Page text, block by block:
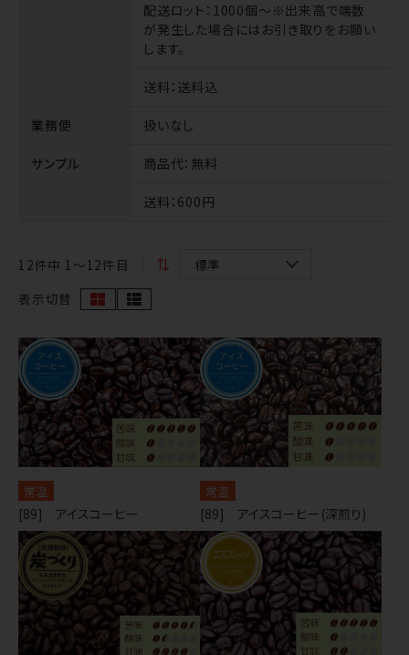
配送ロット ：1000個～※出来高で端数
が発生した場合にはお引き取りをお願い
します。
送料：送料込
業務便 扱いなし
サンプル 商品代：無料
送料：600円
12件中 1〜12件目
表示切替
常温
[89] アイスコーヒー
常温
[89] アイスコーヒー(深煎り)